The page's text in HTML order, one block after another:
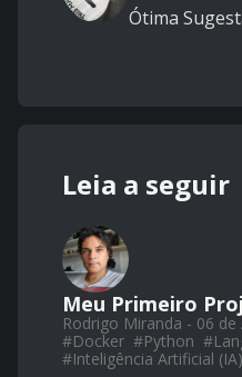
Ótima
Leia a seguir
Meu Primeiro
Rodrigo Miranda - 06 de
#Docker #Python #
#Inteligência Artificial (IA)